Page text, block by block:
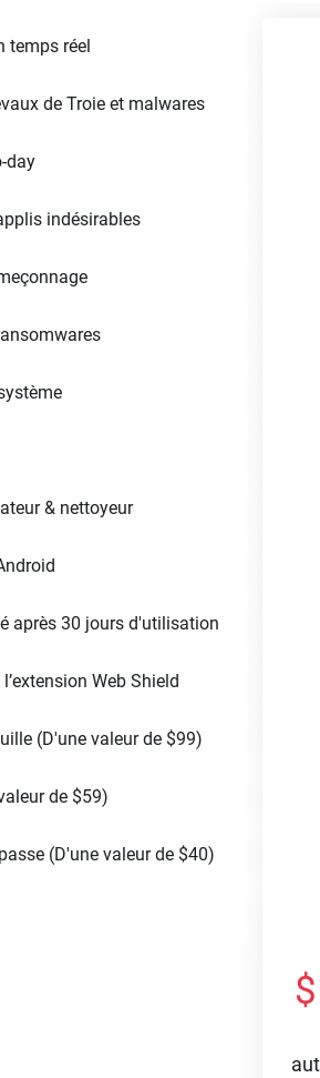
temps réel
de Troie et malwares
day
indésirables
& nettoyeur
après 30 jours d'utilisation
Web Shield
(D'une valeur de $99)
de $59)
(D'une valeur de $40)
$